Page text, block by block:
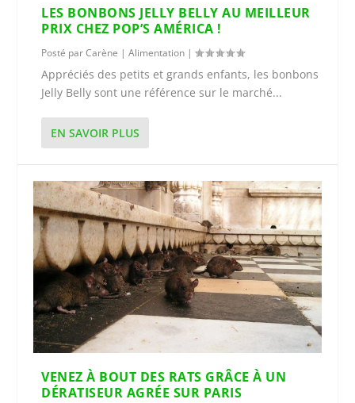
LES BONBONS JELLY BELLY AU MEILLEUR
PRIX CHEZ POP’S AMÉRICA !
Posté parCarène |Alimentation |
Appréciés des petits et grands enfants, les bonbons
Jelly Belly sont une référence sur le marché...
EN SAVOIR PLUS
VENEZ À BOUT DES RATS GRÂCE À UN
DÉRATISEUR AGRÉE SUR PARIS